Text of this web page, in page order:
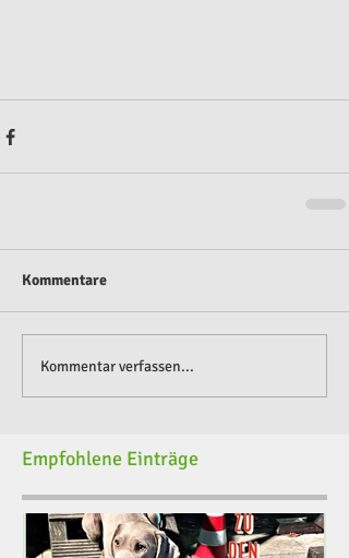
Kommentare
Kommentar verfassen...
Empfohlene Einträge